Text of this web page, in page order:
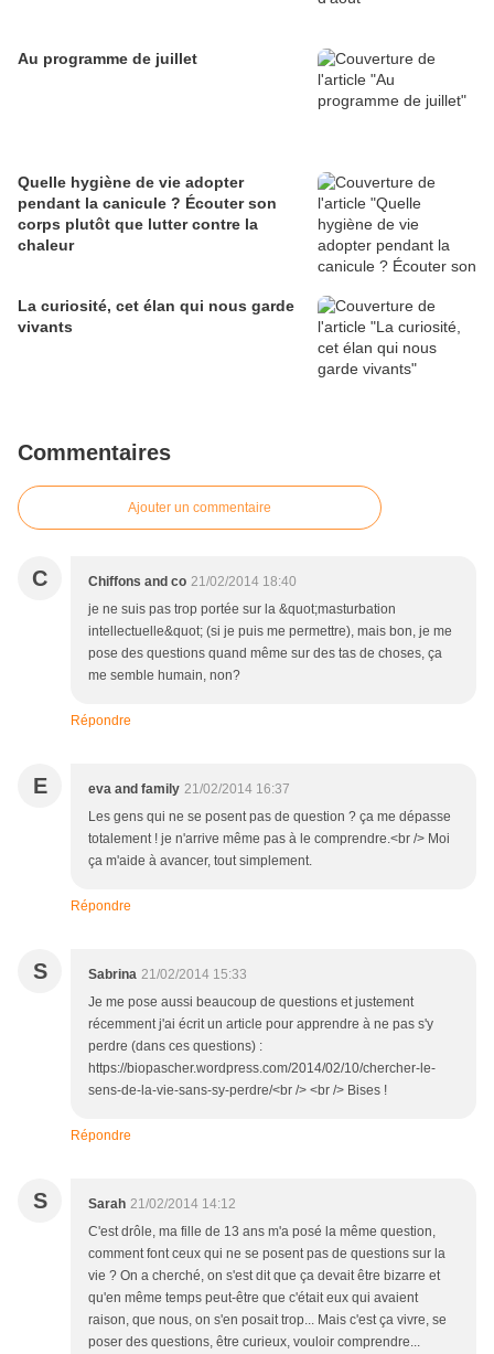
Au programme de juillet
Quelle hygiène de vie adopter
pendant la canicule ? Écouter son
corps plutôt que lutter contre la
chaleur
La curiosité, cet élan qui nous garde
vivants
Commentaires
Ajouter un commentaire
C Chiffons and co 21/02/2014 18:40
je ne suis pas trop portée sur la &quot;masturbation
intellectuelle&quot; (si je puis me permettre), mais bon, je me
pose des questions quand même sur des tas de choses, ça
me semble humain, non?
Répondre
E eva and family 21/02/2014 16:37
Les gens qui ne se posent pas de question ? ça me dépasse
totalement ! je n'arrive même pas à le comprendre.<br /> Moi
ça m'aide à avancer, tout simplement.
Répondre
S Sabrina 21/02/2014 15:33
Je me pose aussi beaucoup de questions et justement
récemment j'ai écrit un article pour apprendre à ne pas s'y
perdre (dans ces questions) :
https://biopascher.wordpress.com/2014/02/10/chercher-le-
sens-de-la-vie-sans-sy-perdre/<br /> <br /> Bises !
Répondre
S Sarah 21/02/2014 14:12
C'est drôle, ma fille de 13 ans m'a posé la même question,
comment font ceux qui ne se posent pas de questions sur la
vie ? On a cherché, on s'est dit que ça devait être bizarre et
qu'en même temps peut-être que c'était eux qui avaient
raison, que nous, on s'en posait trop... Mais c'est ça vivre, se
poser des questions, être curieux, vouloir comprendre...